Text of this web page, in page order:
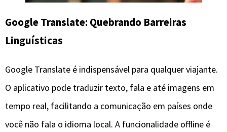
Google Translate: Quebrando Barreiras
Linguísticas
Google Translate é indispensável para qualquer viajante.
O aplicativo pode traduzir texto, fala e até imagens em
tempo real, facilitando a comunicação em países onde
você não fala o idioma local. A funcionalidade offline é